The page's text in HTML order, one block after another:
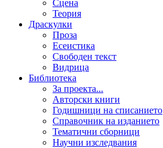
Сцена
Теория
Драскулки
Проза
Есеистика
Свободен текст
Видрица
Библиотека
За проекта...
Авторски книги
Годишници на списанието
Справочник на изданието
Тематични сборници
Научни изследвания